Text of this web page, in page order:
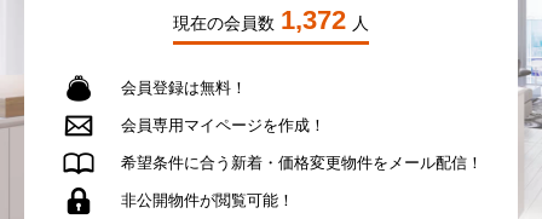
現在の会員数 1,372 人
会員登録は無料！
会員専用 マイページを作成！
希望条件に合う 新着・価格変更物件を メール配信！
非公開物件が閲覧可能！